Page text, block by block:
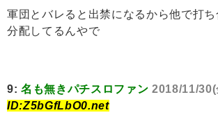
軍団とバレると出禁になるから他で打
分配してるんやで
9: 名も無きパチスロファン 2018/11/
ID:Z5bGfLbO0.net